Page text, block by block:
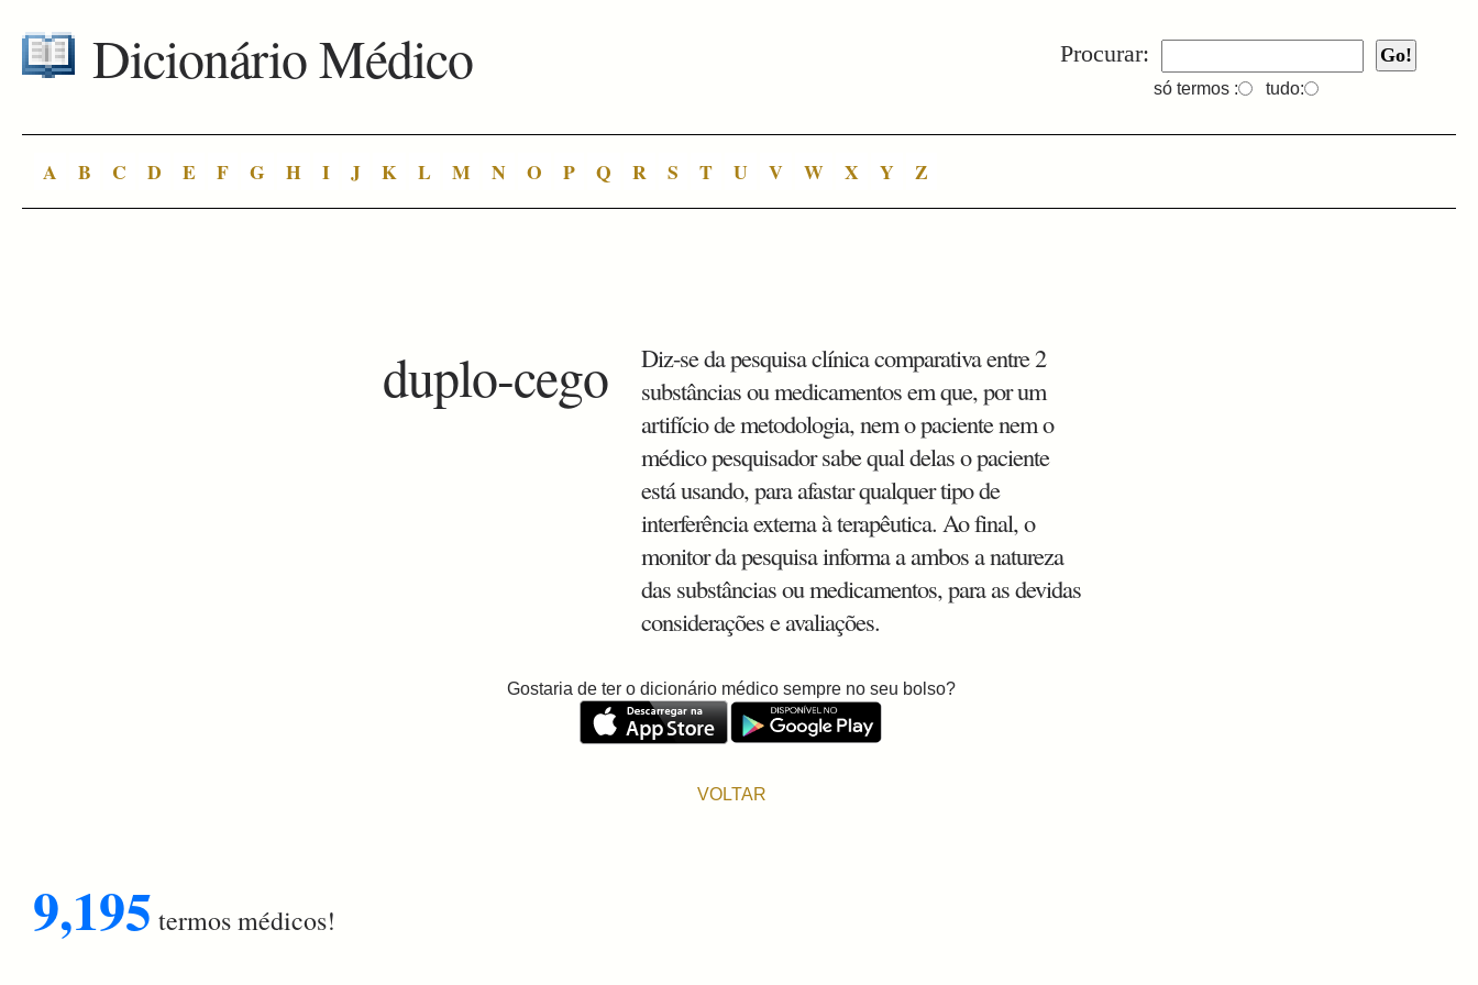
Procurar:
só termos : tudo:
Dicionário Médico
A B C D E F G H I J K L M N O P Q R S T U V W X Y Z
duplo-cego
Diz-se da pesquisa clínica comparativa entre 2
substâncias ou medicamentos em que, por um
artifício de metodologia, nem o paciente nem o
médico pesquisador sabe qual delas o paciente
está usando, para afastar qualquer tipo de
interferência externa à terapêutica. Ao final, o
monitor da pesquisa informa a ambos a natureza
das substâncias ou medicamentos, para as devidas
considerações e avaliações.
Gostaria de ter o dicionário médico sempre no seu bolso?
VOLTAR
9,195 termos médicos!